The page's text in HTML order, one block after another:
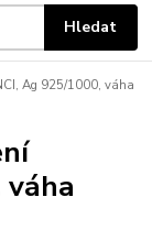
Hledat
Ag 925/1000, váha
váha